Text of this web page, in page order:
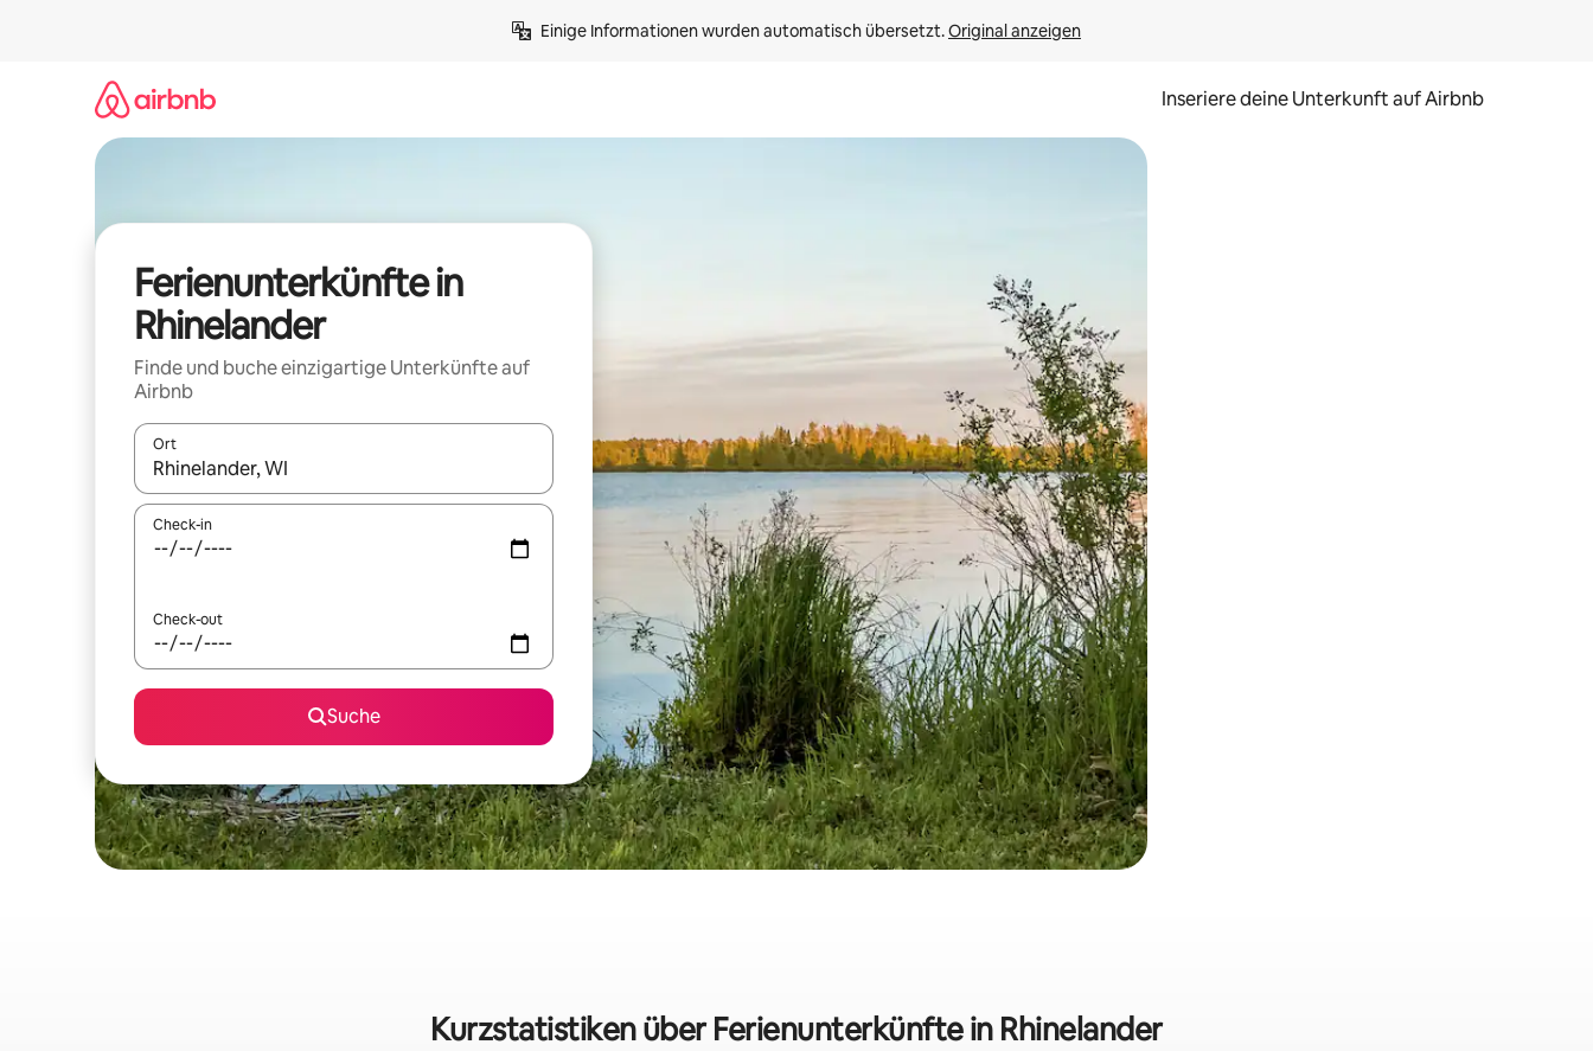
Einige Informationen wurden automatisch übersetzt. Original anzeigen
Inseriere deine Unterkunft auf Airbnb
Ferienunterkünfte in
Rhinelander
Finde und buche einzigartige Unterkünfte auf
Airbnb
Ort
Wenn Ergebnisse verfügbar sind, navigiere mit den Pfeiltasten nach oben und unten oder erkunde die Ergebnisse durch Berühren oder Wischgesten.
Check-in
Check-out
Suche
Kurzstatistiken über Ferienunterkünfte in Rhinelander